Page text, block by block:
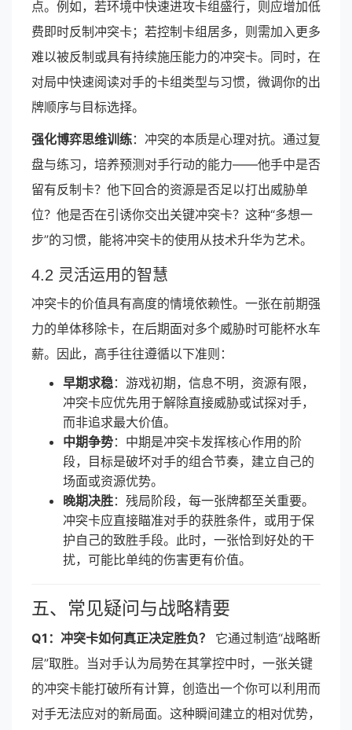
点。例如，若环境中快速进攻卡组盛行，则应增加低
费即时反制冲突卡；若控制卡组居多，则需加入更多
难以被反制或具有持续施压能力的冲突卡。同时，在
对局中快速阅读对手的卡组类型与习惯，微调你的出
牌顺序与目标选择。
强化博弈思维训练：冲突的本质是心理对抗。通过复
盘与练习，培养预测对手行动的能力——他手中是否
留有反制卡？他下回合的资源是否足以打出威胁单
位？他是否在引诱你交出关键冲突卡？这种“多想一
步”的习惯，能将冲突卡的使用从技术升华为艺术。
4.2 灵活运用的智慧
冲突卡的价值具有高度的情境依赖性。一张在前期强
力的单体移除卡，在后期面对多个威胁时可能杯水车
薪。因此，高手往往遵循以下准则：
早期求稳：游戏初期，信息不明，资源有限，
冲突卡应优先用于解除直接威胁或试探对手，
而非追求最大价值。
中期争势：中期是冲突卡发挥核心作用的阶
段，目标是破坏对手的组合节奏，建立自己的
场面或资源优势。
晚期决胜：残局阶段，每一张牌都至关重要。
冲突卡应直接瞄准对手的获胜条件，或用于保
护自己的致胜手段。此时，一张恰到好处的干
扰，可能比单纯的伤害更有价值。
五、常见疑问与战略精要
Q1：冲突卡如何真正决定胜负？
它通过制造“战略断
层”取胜。当对手认为局势在其掌控中时，一张关键
的冲突卡能打破所有计算，创造出一个你可以利用而
对手无法应对的新局面。这种瞬间建立的相对优势，